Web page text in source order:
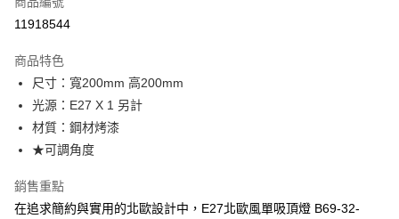
LINE Pay
街口支付
悠遊付
Google Pay
全盈+PAY
AFTEE先享後付
11918544
商品特色
尺寸：寬200mm 高200mm
光源：E27 X 1 另計
材質：鋼材烤漆
★可調角度
銷售重點
在追求簡約與實用的北歐設計中，E27北歐風單吸頂燈 B69-32-